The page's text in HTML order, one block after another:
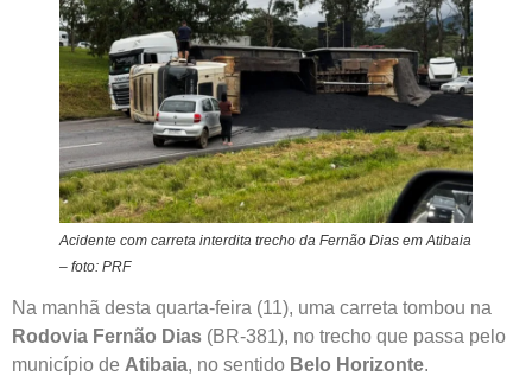
Acidente com carreta interdita trecho da Fernão Dias em Atibaia
– foto: PRF
Na manhã desta quarta-feira (11), uma carreta tombou na
Rodovia Fernão Dias (BR-381), no trecho que passa pelo
município de Atibaia, no sentido Belo Horizonte.